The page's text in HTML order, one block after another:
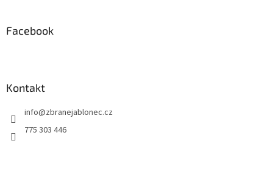
Facebook
Kontakt
info@zbranejablonec.cz
775 303 446